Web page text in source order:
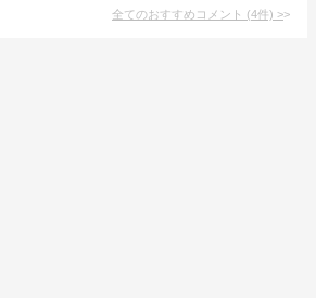
全てのおすすめコメント (4件) >